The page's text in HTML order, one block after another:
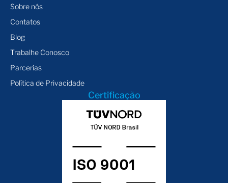
Sobre nós
Contatos
Blog
Trabalhe Conosco
Parcerias
Política de Privacidade
Certificação